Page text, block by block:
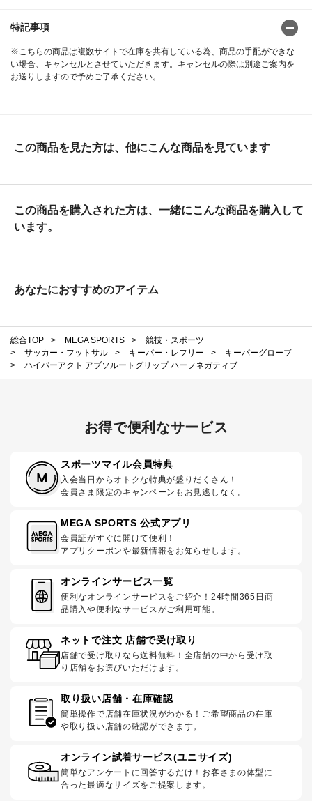
特記事項
※こちらの商品は複数サイトで在庫を共有している為、商品の手配ができな
い場合、キャンセルとさせていただきます。キャンセルの際は別途ご案内を
お送りしますので予めご了承ください。
この商品を見た方は、他にこんな商品を見ています
この商品を購入された方は、一緒にこんな商品を購入して
います。
あなたにおすすめのアイテム
総合TOP > MEGA SPORTS >
競技・スポーツ
>
サッカー・フットサル > キーパー・レフリー >
キーパーグローブ
>
ハイパーアクト アブソルートグリップ ハーフネガティブ
お得で便利なサービス
スポーツマイル会員特典
入会当日からオトクな特典が盛りだくさん！
会員さま限定のキャンペーンもお見逃しなく。
MEGA SPORTS 公式アプリ
会員証がすぐに開けて便利！
アプリクーポンや最新情報をお知らせします。
オンラインサービス一覧
便利なオンラインサービスをご紹介！24時間365日商
品購入や便利なサービスがご利用可能。
ネットで注文 店舗で受け取り
店舗で受け取りなら送料無料！全店舗の中から受け取
り店舗をお選びいただけます。
取り扱い店舗・在庫確認
簡単操作で店舗在庫状況がわかる！ご希望商品の在庫
や取り扱い店舗の確認ができます。
オンライン試着サービス(ユニサイズ)
簡単なアンケートに回答するだけ！お客さまの体型に
合った最適なサイズをご提案します。